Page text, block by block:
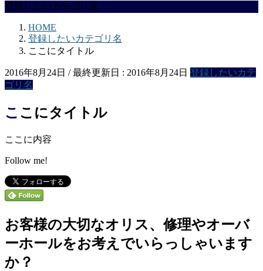
登録したいカテゴリ名
HOME
登録したいカテゴリ名
ここにタイトル
2016年8月24日 / 最終更新日 : 2016年8月24日 登録したいカテ
ゴリ名
ここにタイトル
ここに内容
Follow me!
お客様の大切なオリス、修理やオーバ
ーホールをお考えでいらっしゃいます
か？